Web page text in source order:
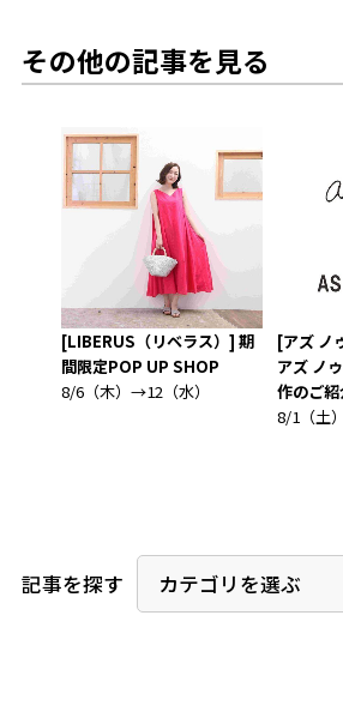
その他の記事を見る
[LIBERUS（リベラス）] 期
間限定POP UP SHOP
8/6（木）→12（水）
[アズ ノ
アズ ノ
作のご紹
8/1（土
記事を探す カテゴリを選ぶ